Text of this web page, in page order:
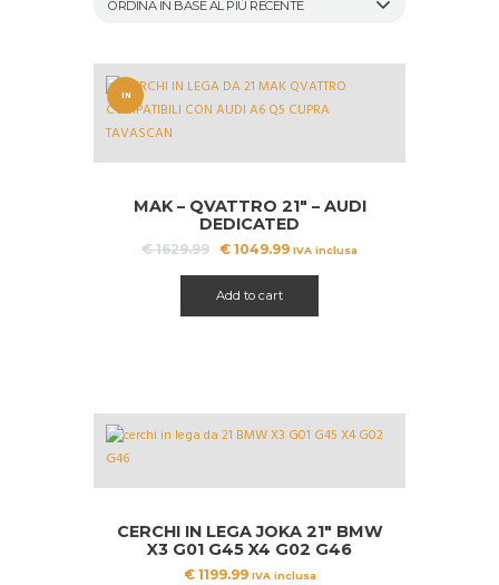
IN
OFFERT
A!
MAK – QVATTRO 21″ – AUDI
DEDICATED
€1629.99 Il
era:
€ 1629.99.
€ 1049.99Il
€ 1049.99.
IVA inclusa
Add to cart
CERCHI IN LEGA JOKA 21″ BMW
X3 G01 G45 X4 G02 G46
€1199.99 IVA inclusa